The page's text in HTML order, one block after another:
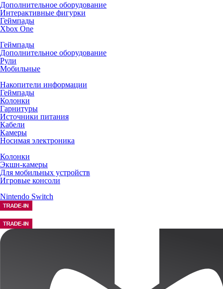
Дополнительное оборудование
Интерактивные фигурки
Геймпады
Xbox One
Геймпады
Дополнительное оборудование
Рули
Мобильные
Накопители информации
Геймпады
Колонки
Гарнитуры
Источники питания
Кабели
Камеры
Носимая электроника
Колонки
Экшн-камеры
Для мобильных устройств
Игровые консоли
Nintendo Switch